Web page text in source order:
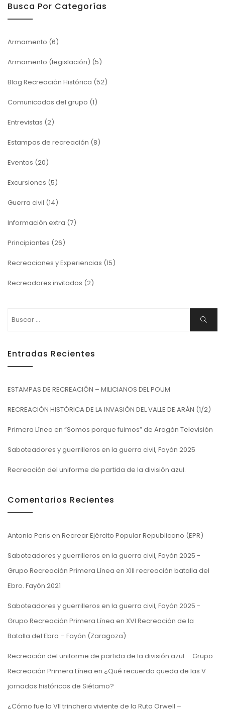
Busca Por Categorías
Armamento (6)
Armamento (legislación) (5)
Blog Recreación Histórica (52)
Comunicados del grupo (1)
Entrevistas (2)
Estampas de recreación (8)
Eventos (20)
Excursiones (5)
Guerra civil (14)
Información extra (7)
Principiantes (26)
Recreaciones y Experiencias (15)
Recreadores invitados (2)
Buscar: Buscar
Entradas Recientes
ESTAMPAS DE RECREACIÓN – MILICIANOS DEL POUM
RECREACIÓN HISTÓRICA DE LA INVASIÓN DEL VALLE DE ARÁN (1/2)
Primera Línea en “Somos porque fuimos” de Aragón Televisión
Saboteadores y guerrilleros en la guerra civil, Fayón 2025
Recreación del uniforme de partida de la división azul.
Comentarios Recientes
Antonio Peris en Recrear Ejército Popular Republicano (EPR)
Saboteadores y guerrilleros en la guerra civil, Fayón 2025 -
Grupo Recreación Primera Línea en XIII recreación batalla del
Ebro. Fayón 2021
Saboteadores y guerrilleros en la guerra civil, Fayón 2025 -
Grupo Recreación Primera Línea en XVI Recreación de la
Batalla del Ebro – Fayón (Zaragoza)
Recreación del uniforme de partida de la división azul. - Grupo
Recreación Primera Línea en ¿Qué recuerdo queda de las V
jornadas históricas de Siétamo?
¿Cómo fue la VII trinchera viviente de la Ruta Orwell –